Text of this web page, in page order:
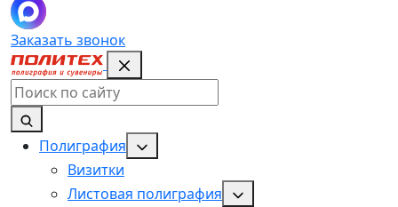
Заказать звонок
Поиск
по
сайту
Полиграфия
Визитки
Листовая полиграфия